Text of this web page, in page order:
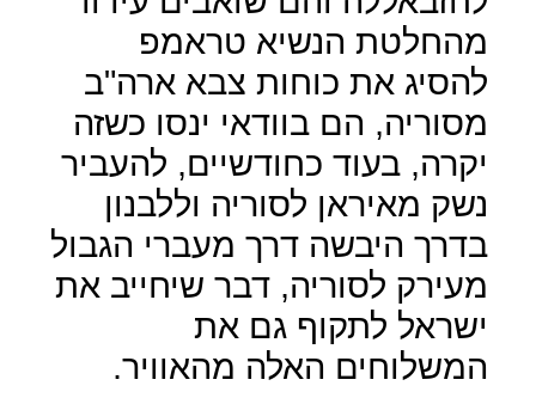
מהחלטת הנשיא טראמפ
להסיג את כוחות צבא ארה"ב
מסוריה, הם בוודאי ינסו כשזה
יקרה, בעוד כחודשיים, להעביר
נשק מאיראן לסוריה וללבנון
בדרך היבשה דרך מעברי הגבול
מעירק לסוריה, דבר שיחייב את
ישראל לתקוף גם את
המשלוחים האלה מהאוויר.